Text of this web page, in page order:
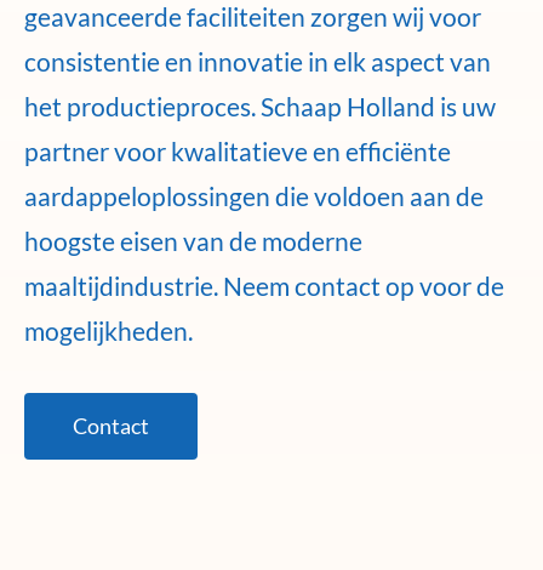
geavanceerde faciliteiten zorgen wij voor
consistentie en innovatie in elk aspect van
het productieproces. Schaap Holland is uw
partner voor kwalitatieve en efficiënte
aardappeloplossingen die voldoen aan de
hoogste eisen van de moderne
maaltijdindustrie. Neem contact op voor de
mogelijkheden.
Contact